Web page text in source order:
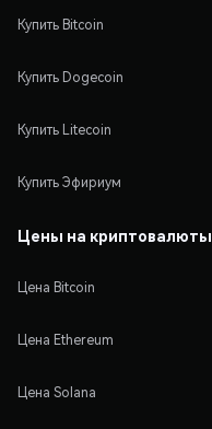
Купить Bitcoin
Купить Dogecoin
Купить Litecoin
Купить Эфириум
Цены на криптовалюты
Цена Bitcoin
Цена Ethereum
Цена Solana